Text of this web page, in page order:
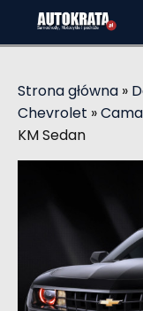
Strona główna »
Chevrolet »
KM Sedan